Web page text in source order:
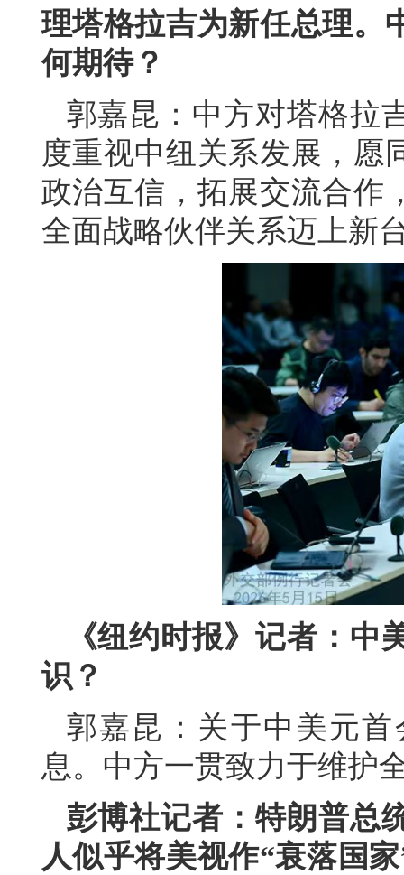
理塔格拉吉为新任总理。
何期待？
郭嘉昆：中方对塔格拉
度重视中纽关系发展，愿
政治互信，拓展交流合作
全面战略伙伴关系迈上新
《纽约时报》记者：
识？
郭嘉昆：关于中美元
息。中方一贯致力于维护
彭博社记者：特朗普总
人似乎将美视作“衰落国